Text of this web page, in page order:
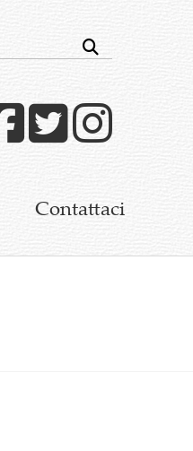
Facebook
Twitter
Contattaci